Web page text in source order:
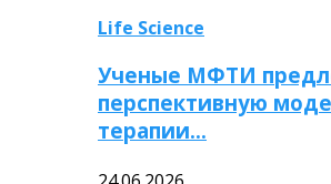
Life Science
Ученые МФТИ
перспективную
терапии…